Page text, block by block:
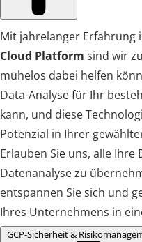
Mit jahrelanger Erfahrung
Cloud Platform sind wir
mühelos dabei helfen
Data-Analyse für Ihr
kann, und diese
Potenzial in Ihrer
Erlauben Sie uns, alle Ihre
Datenanalyse zu
entspannen Sie sich und
Ihres Unternehmens in
GCP-Sicherheit &